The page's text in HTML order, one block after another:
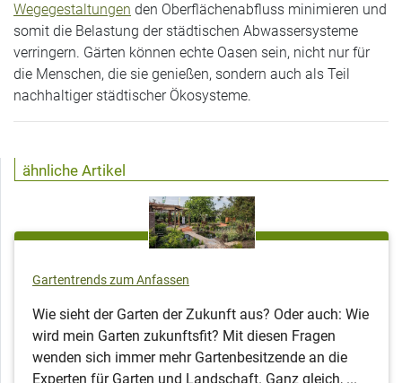
Wegegestaltungen den Oberflächenabfluss minimieren und
somit die Belastung der städtischen Abwassersysteme
verringern. Gärten können echte Oasen sein, nicht nur für
die Menschen, die sie genießen, sondern auch als Teil
nachhaltiger städtischer Ökosysteme.
ähnliche Artikel
Gartentrends zum Anfassen
Wie sieht der Garten der Zukunft aus? Oder auch: Wie
wird mein Garten zukunftsfit? Mit diesen Fragen
wenden sich immer mehr Gartenbesitzende an die
Experten für Garten und Landschaft. Ganz gleich, ...